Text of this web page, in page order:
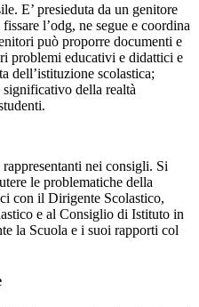
E’ presieduta da un genitore
l’odg, ne segue e coordina
può proporre documenti e
problemi educativi e didattici e
dell’istituzione scolastica;
significativo della realtà
nei consigli. Si
le problematiche della
con il Dirigente Scolastico,
e al Consiglio di Istituto in
la Scuola e i suoi rapporti col